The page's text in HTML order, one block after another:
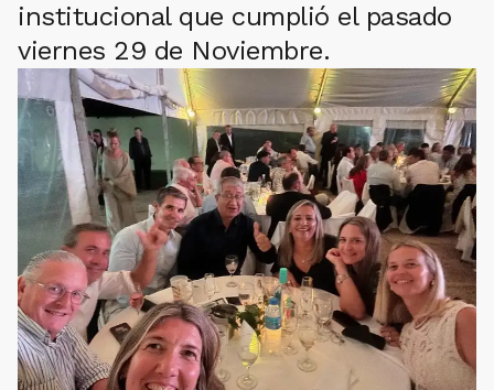
institucional que cumplió el pasado
viernes 29 de Noviembre.